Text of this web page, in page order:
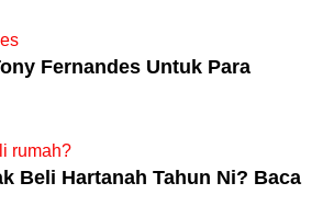
Fernandes Untuk Para
Beli Hartanah Tahun Ni? Baca